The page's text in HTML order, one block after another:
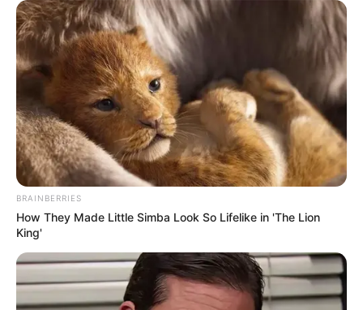
BRAINBERRIES
How They Made Little Simba Look So Lifelike in 'The Lion
King'